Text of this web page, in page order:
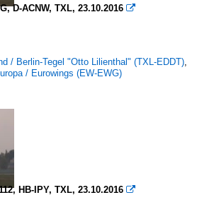
D-ACNW, TXL, 23.10.2016 
/ Berlin-Tegel "Otto Lilienthal" (TXL-EDDT),
/ Eurowings (EW-EWG)
HB-IPY, TXL, 23.10.2016 